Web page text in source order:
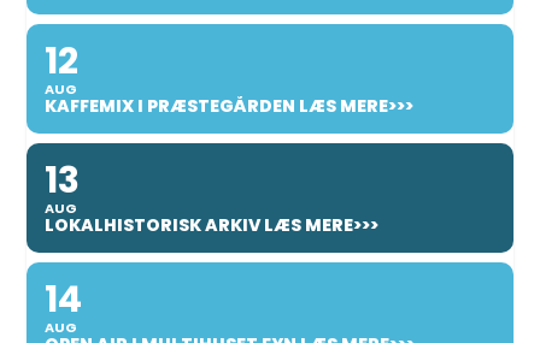
12
AUG
KAFFEMIX I PRÆSTEGÅRDEN LÆS MERE>>>
13
AUG
LOKALHISTORISK ARKIV LÆS MERE>>>
14
AUG